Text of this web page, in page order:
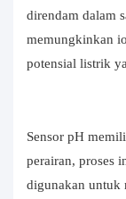
direndam dalam
memungkinkan
potensial listrik
Sensor pH
perairan, proses
digunakan untuk